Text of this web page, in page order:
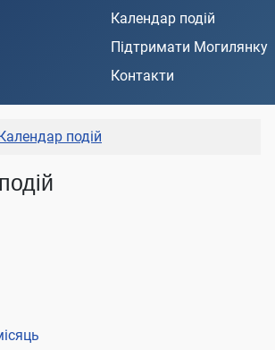
Календар подій
Підтримати Могилянку
Контакти
Календар подій